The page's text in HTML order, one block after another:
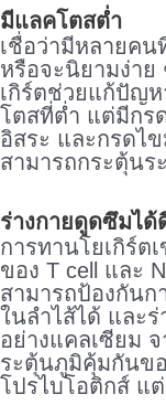
มีแลคโตสต่ำ
เชื่อว่ามีหลายคน
หรือจะนิยามง่าย
เกิร์ตช่วยแก้ปัญ
โตสที่ต่ำ แต่มีกร
อิสระ และกรดไ
สามารถกระตุ้น
ร่างกายดูดซึมได้
การทานโยเกิร์ต
ของ T cell และ
สามารถป้องกันก
ในลำไส้ได้ และ
อย่างแคลเซียม
ระตุ้นภูมิคุ้มกันข
โปรไบโอติกส์ แ